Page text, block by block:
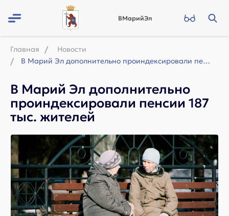
ВМарийЭл
Главная
Новости
В Марий Эл дополнительно проиндексировали пенсии 187 тыс. жителей
В Марий Эл дополнительно
проиндексировали пенсии 187
тыс. жителей